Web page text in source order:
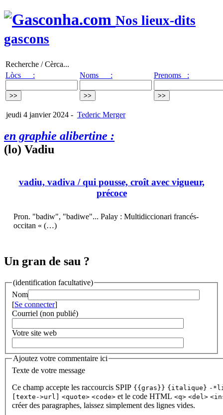
Nos lieux-dits
gascons
Recherche / Cèrca...
Lòcs :
Noms : Prenoms :
jeudi 4 janvier 2024 - Tederic Merger
en graphie alibertine :
(lo) Vadiu
vadiu, vadiva/ qui pousse, croît avec vigueur,
précoce
Pron. "badiw", "badiwe"... Palay : Multidiccionari francés-
occitan « (…)
Un gran de sau ?
(identification facultative)
Nom
[Se connecter]
Courriel (non publié)
Votre site web
Ajoutez votre commentaire ici
Texte de votre message
Ce champ accepte les raccourcis SPIP {{gras}} {italique} -
[texte->url] <quote> <code> et le code HTML <q> <del>
créer des paragraphes, laissez simplement des lignes vides.